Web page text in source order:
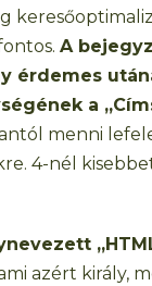
A
érdemes
a
menni
4-nél
azért király,